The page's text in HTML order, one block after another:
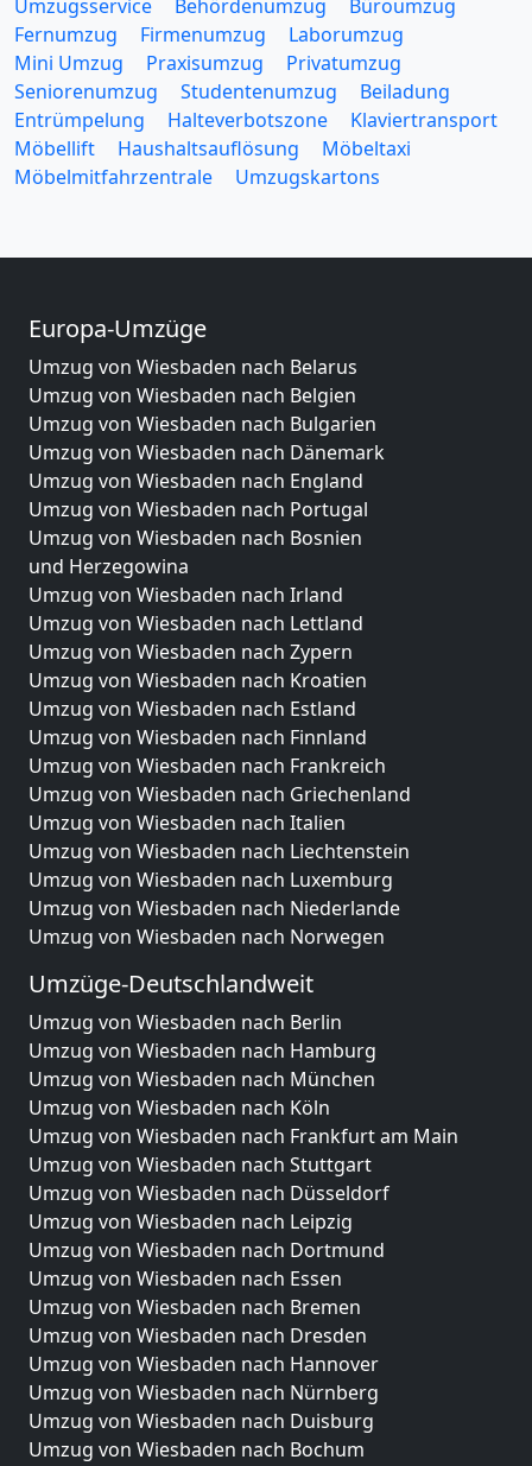
Umzugsservice Behördenumzug
Büroumzug
Fernumzug
Firmenumzug
Laborumzug
Mini Umzug
Praxisumzug
Privatumzug
Seniorenumzug
Studentenumzug
Beiladung
Entrümpelung
Halteverbotszone
Klaviertransport
Möbellift
Haushaltsauflösung
Möbeltaxi
Möbelmitfahrzentrale
Umzugskartons
Europa-Umzüge
Umzug von Wiesbaden nach Belarus
Umzug von Wiesbaden nach Belgien
Umzug von Wiesbaden nach Bulgarien
Umzug von Wiesbaden nach Dänemark
Umzug von Wiesbaden nach England
Umzug von Wiesbaden nach Portugal
Umzug von Wiesbaden nach Bosnien
und Herzegowina
Umzug von Wiesbaden nach Irland
Umzug von Wiesbaden nach Lettland
Umzug von Wiesbaden nach Zypern
Umzug von Wiesbaden nach Kroatien
Umzug von Wiesbaden nach Estland
Umzug von Wiesbaden nach Finnland
Umzug von Wiesbaden nach Frankreich
Umzug von Wiesbaden nach Griechenland
Umzug von Wiesbaden nach Italien
Umzug von Wiesbaden nach Liechtenstein
Umzug von Wiesbaden nach Luxemburg
Umzug von Wiesbaden nach Niederlande
Umzug von Wiesbaden nach Norwegen
Umzüge-Deutschlandweit
Umzug von Wiesbaden nach Berlin
Umzug von Wiesbaden nach Hamburg
Umzug von Wiesbaden nach München
Umzug von Wiesbaden nach Köln
Umzug von Wiesbaden nach Frankfurt am Main
Umzug von Wiesbaden nach Stuttgart
Umzug von Wiesbaden nach Düsseldorf
Umzug von Wiesbaden nach Leipzig
Umzug von Wiesbaden nach Dortmund
Umzug von Wiesbaden nach Essen
Umzug von Wiesbaden nach Bremen
Umzug von Wiesbaden nach Dresden
Umzug von Wiesbaden nach Hannover
Umzug von Wiesbaden nach Nürnberg
Umzug von Wiesbaden nach Duisburg
Umzug von Wiesbaden nach Bochum